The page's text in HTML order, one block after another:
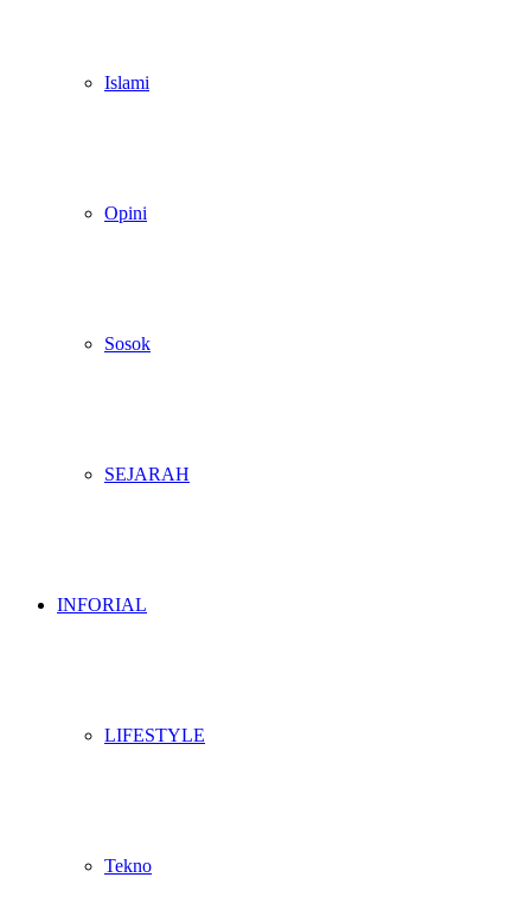
Islami
Opini
Sosok
SEJARAH
INFORIAL
LIFESTYLE
Tekno